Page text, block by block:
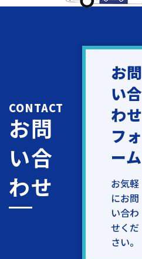
CONTACT
お問
い合
わせ
お問
い合
わせ
フォ
ーム
お気軽
にお問
い合わ
せくだ
さい。